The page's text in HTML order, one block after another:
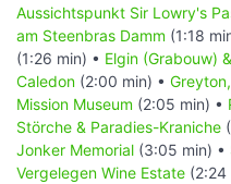
Aussichtspunkt Sir Lowry's
am Steenbras Damm (1:18
(1:26 min) • Elgin (Grabouw)
Caledon (2:00 min) •
Mission Museum (2:05 min) •
Störche & Paradies-Kraniche
Jonker Memorial (3:05 min) •
Vergelegen Wine Estate (2:24